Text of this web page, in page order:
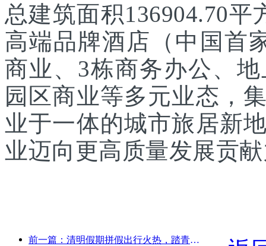
总建筑面积136904.70
高端品牌酒店（中国首
商业、3栋商务办公、
园区商业等多元业态，
业于一体的城市旅居新
业迈向更高质量发展贡
前一篇：清明假期拼假出行火热，踏青赏花带动多城客流增长